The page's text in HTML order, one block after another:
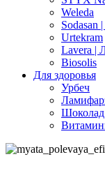
Weleda
Sodasan
Urtekram
Lavera |
Biosolis
Для здоровья
Урбеч
Шоколад